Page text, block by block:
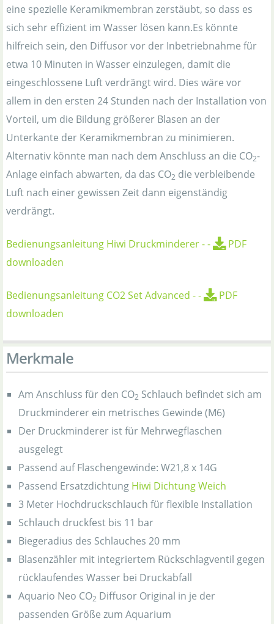
eine spezielle Keramikmembran zerstäubt, so dass es
sich sehr effizient im Wasser lösen kann.Es könnte
hilfreich sein, den Diffusor vor der Inbetriebnahme für
etwa 10 Minuten in Wasser einzulegen, damit die
eingeschlossene Luft verdrängt wird. Dies wäre vor
allem in den ersten 24 Stunden nach der Installation von
Vorteil, um die Bildung größerer Blasen an der
Unterkante der Keramikmembran zu minimieren.
Alternativ könnte man nach dem Anschluss an die CO2-
Anlage einfach abwarten, da das CO2 die verbleibende
Luft nach einer gewissen Zeit dann eigenständig
verdrängt.
Bedienungsanleitung Hiwi Druckminderer--
PDF
downloaden
Bedienungsanleitung CO2 Set Advanced --
PDF
downloaden
Merkmale
Am Anschluss für den CO2 Schlauch befindet sich am
Druckminderer ein metrisches Gewinde (M6)
Der Druckminderer ist für Mehrwegflaschen
ausgelegt
Passend auf Flaschengewinde: W21,8 x 14G
Passend Ersatzdichtung Hiwi Dichtung Weich
3 Meter Hochdruckschlauch für flexible Installation
Schlauch druckfest bis 11 bar
Biegeradius des Schlauches 20 mm
Blasenzähler mit integriertem Rückschlagventil gegen
rücklaufendes Wasser bei Druckabfall
Aquario Neo CO2 Diffusor Original in je der
passenden Größe zum Aquarium